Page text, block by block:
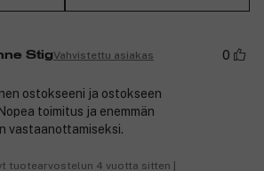
StigVahvistettu asiakas 0
ostokseeni ja ostokseen
toimitus ja enemmän
vastaanottamiseksi.
tuotearvostelun 4 vuotta sitten |